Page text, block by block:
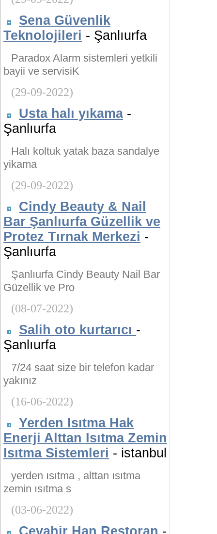
Sena Güvenlik
Teknolojileri - Şanlıurfa
Paradox Alarm sistemleri yetkili
bayii ve servisiK
(29-09-2022)
Usta halı yıkama-
Şanlıurfa
Halı koltuk yatak baza sandalye
yikama
(29-09-2022)
Cindy Beauty & Nail
Bar Şanlıurfa Güzellik ve
Protez Tırnak Merkezi -
Şanlıurfa
Şanlıurfa Cindy Beauty Nail Bar
Güzellik ve Pro
(08-07-2022)
Salih oto kurtarıcı -
Şanlıurfa
7/24 saat size bir telefon kadar
yakınız
(16-06-2022)
Yerden Isıtma Hak
Enerji Alttan Isıtma Zemin
Isıtma Sistemleri - istanbul
yerden ısıtma , alttan ısıtma
zemin ısıtma s
(03-06-2022)
Cevahir Han Restoran -